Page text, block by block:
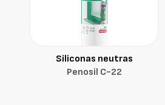
Siliconas neutras
Penosil C-22